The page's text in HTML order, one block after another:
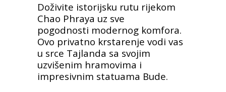
Doživite istorijsku rutu rijekom
Chao Phraya uz sve
pogodnosti modernog komfora.
Ovo privatno krstarenje vodi vas
u srce Tajlanda sa svojim
uzvišenim hramovima i
impresivnim statuama Bude.